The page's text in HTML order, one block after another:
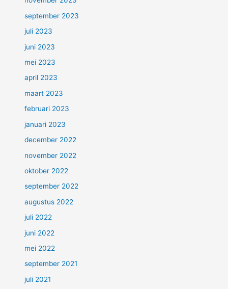
september 2023
juli 2023
juni 2023
mei 2023
april 2023
maart 2023
februari 2023
januari 2023
december 2022
november 2022
oktober 2022
september 2022
augustus 2022
juli 2022
juni 2022
mei 2022
september 2021
juli 2021